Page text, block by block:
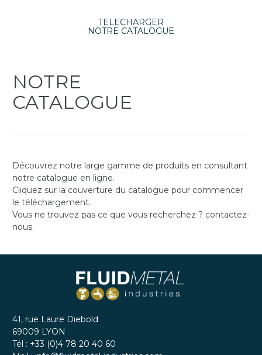
TELECHARGER
NOTRE CATALOGUE
NOTRE
CATALOGUE
Découvrez notre large gamme de produits en consultant
notre catalogue en ligne.
Cliquez sur la couverture du catalogue pour commencer
le téléchargement.
Vous ne trouvez pas ce que vous recherchez ? contactez-
nous.
41, rue Laure Diebold
69009 LYON
Tél : +33 (0)4 78 20 40 60